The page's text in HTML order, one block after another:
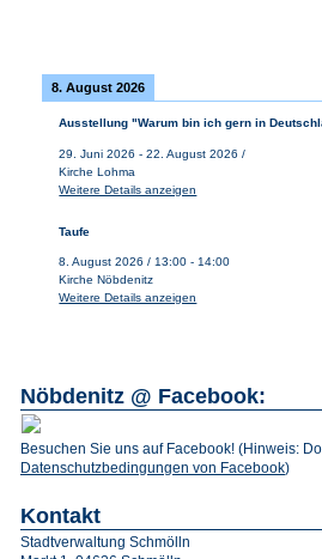
8. August 2026
Ausstellung "Warum bin ich gern in
29. Juni 2026 -22. August 2026 /
Kirche Lohma
Weitere Details anzeigen
Taufe
8. August 2026 /13:00 -14:00
Kirche Nöbdenitz
Weitere Details anzeigen
Nöbdenitz @ Facebook:
Besuchen Sie uns auf Facebook! (Hinweis:
Datenschutzbedingungen von Facebook)
Kontakt
Stadtverwaltung Schmölln